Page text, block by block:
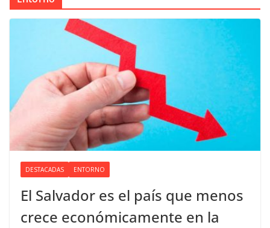
DESTACADAS ENTORNO
El Salvador es el país que menos
crece económicamente en la